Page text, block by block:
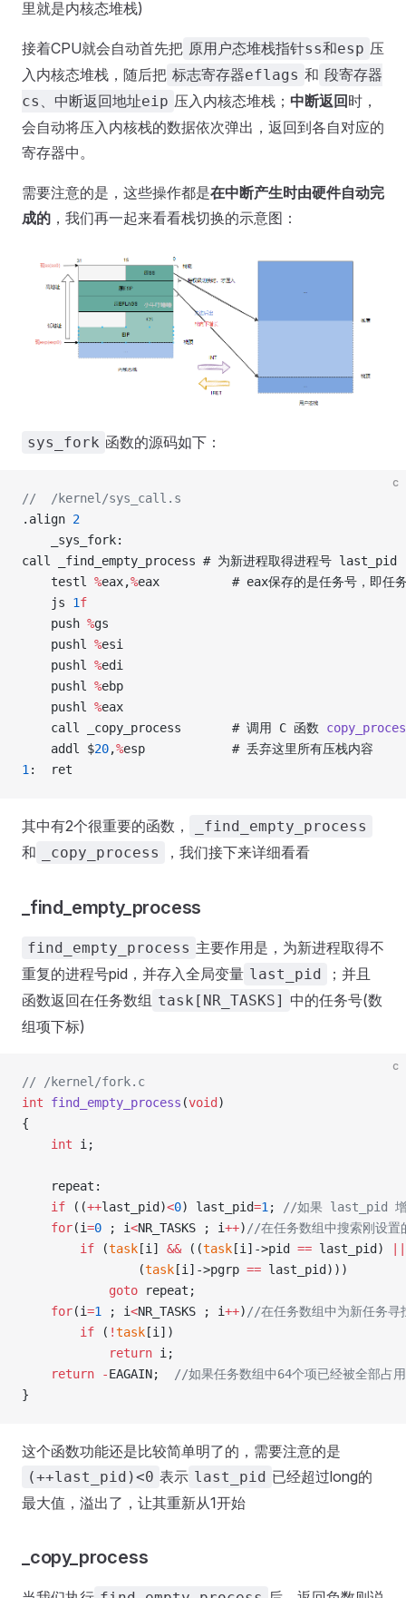
里就是内核态堆栈)
接着CPU就会自动首先把 原用户态堆栈指针ss和esp 压
入内核态堆栈，随后把 标志寄存器eflags 和 段寄存器
cs、中断返回地址eip 压入内核态堆栈； 中断返回时，
会自动将压入内核栈的数据依次弹出，返回到各自对应的
寄存器中。
需要注意的是，这些操作都是在中断产生时由硬件自动完
成的 ，我们再一起来看看栈切换的示意图：
sys_fork 函数的源码如下：
c
//  /kernel/sys_call.s
.align 2
    _sys_fork:
call _find_empty_process # 为新进程取得进程号 last_pid
    testl
%eax,%eax          # eax保存的是任务号，即任务
    js
1f
    push
%gs
    pushl
%esi
    pushl
%edi
    pushl
%ebp
    pushl
%eax
    call _copy_process       # 调用 C 函数
    addl $
20,%esp            # 丢弃这里所有压栈内容
1 :  ret
其中有2个很重要的函数， _find_empty_process
和 _copy_process ，我们接下来详细看看
_find_empty_process
find_empty_process 主要作用是，为新进程取得不
重复的进程号pid，并存入全局变量 last_pid
；并且
函数返回在任务数组 task[NR_TASKS] 中的任务号(数
组项下标)
c
// /kernel/fork.c
int find_empty_process (void )
{
    int
i;
    repeat:
    if
((++last_pid)<0) last_pid=1 ;
//如果 last_pid 增
    for
(i=0 ; i<NR_TASKS ; i++) //在任务数组中搜索刚设置
        if
(task [i] && ((task [i]->pid == last_pid)
                (
task [i]->pgrp == last_pid)))
            goto
repeat;
    for
(i=1 ; i<NR_TASKS ; i++) //在任务数组中为新任务
        if
( !task [i])
            return
i;
    return
-EAGAIN;
//如果任务数组中64个项已经被全部占
}
这个函数功能还是比较简单明了的，需要注意的是
(++last_pid)<0 表示 last_pid 已经超过long的
最大值，溢出了，让其重新从1开始
_copy_process